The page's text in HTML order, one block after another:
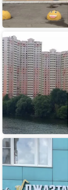
Отель
ЭРЗИ
КЛАБ
Отель
Джазтаун